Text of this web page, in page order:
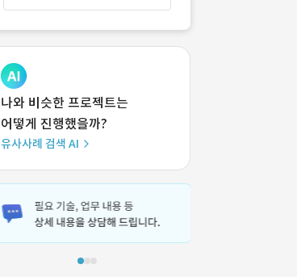
나와 비슷한 프로젝트는
어떻게 진행했을까?
유사사례 검색 AI